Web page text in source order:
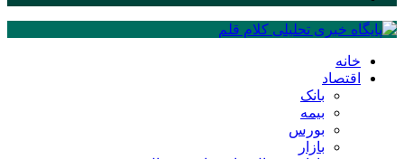
خانه
اقتصاد
بانک
بیمه
بورس
بازار